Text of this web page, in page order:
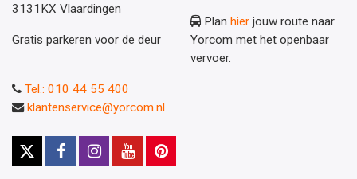
3131KX Vlaardingen
Gratis parkeren voor de deur
Plan hier jouw route naar
Yorcom met het openbaar
vervoer.
Tel.: 010 44 55 400
klantenservice@yorcom.nl